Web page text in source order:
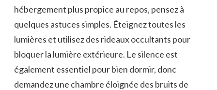
⁢hébergement plus ⁣propice au ⁤repos,‍ pensez à‍
quelques astuces simples. Éteignez toutes les
lumières et utilisez des rideaux occultants pour
bloquer la lumière extérieure. ‍Le silence est‌
également essentiel pour bien dormir, donc
demandez une chambre éloignée des bruits de